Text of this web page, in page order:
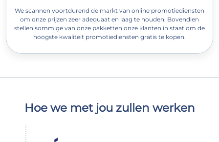
We scannen voortdurend de markt van online promotiediensten
om onze prijzen zeer adequaat en laag te houden. Bovendien
stellen sommige van onze pakketten onze klanten in staat om de
hoogste kwaliteit promotiediensten gratis te kopen.
Hoe we met jou zullen werken